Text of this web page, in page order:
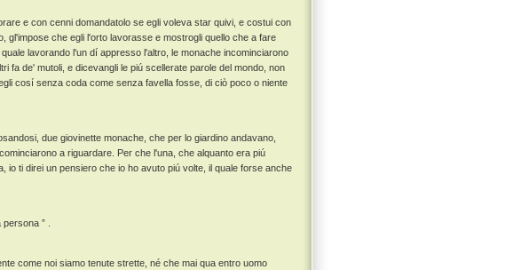
e con cenni domandatolo se egli voleva star quivi, e costui con
che egli l'orto lavorasse e mostrogli quello che a fare
quale lavorando l'un dí appresso l'altro, le monache incominciarono
fa de' mutoli, e dicevangli le piú scellerate parole del mondo, non
cosí senza coda come senza favella fosse, di ciò poco o niente
due giovinette monache, che per lo giardino andavano,
a riguardare. Per che l'una, che alquanto era piú
ti direi un pensiero che io ho avuto piú volte, il quale forse anche
” .
come noi siamo tenute strette, né che mai qua entro uomo